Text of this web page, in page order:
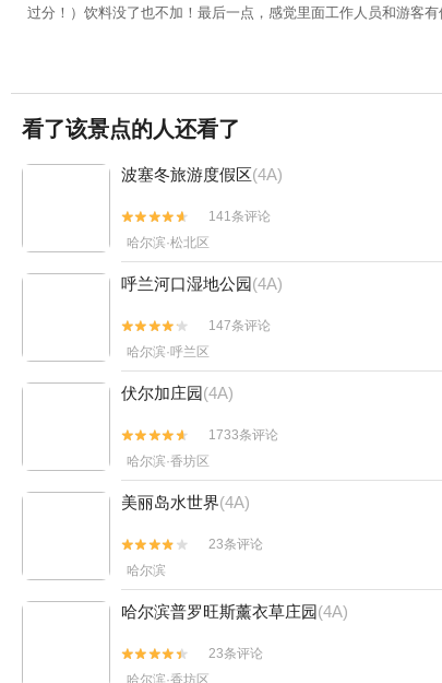
过分！）饮料没了也不加！最后一点，感觉里面工作人员和游客
看了该景点的人还看了
波塞冬旅游度假区(4A)


141条评论
哈尔滨·松北区
呼兰河口湿地公园(4A)


147条评论
哈尔滨·呼兰区
伏尔加庄园(4A)


1733条评论
哈尔滨·香坊区
美丽岛水世界(4A)


23条评论
哈尔滨
哈尔滨普罗旺斯薰衣草庄园(4A)


23条评论
哈尔滨·香坊区